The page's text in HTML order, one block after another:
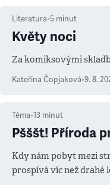
Literatura•5 minut
Květy noci
Za komiksovými
Kateřina Čopjaková•9. 8.
Téma•13 minut
Pšššt! Příroda
Kdy nám pobyt mezi
prospívá víc než drahé